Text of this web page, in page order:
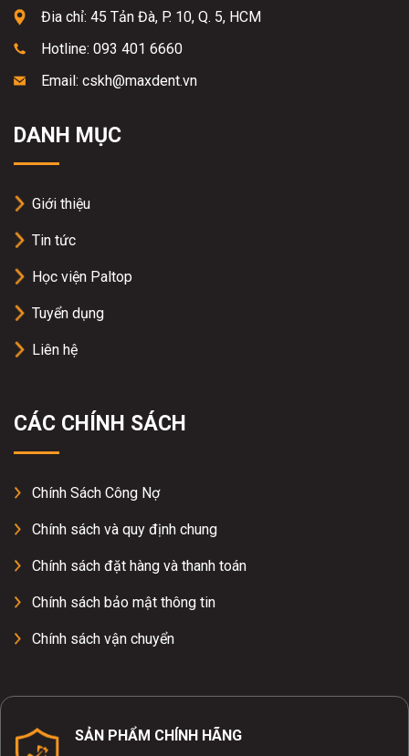
Đia chỉ: 45 Tản Đà, P. 10, Q. 5, HCM
Hotline: 093 401 6660
Email: cskh@maxdent.vn
DANH MỤC
Giới thiệu
Tin tức
Học viện Paltop
Tuyển dụng
Liên hệ
CÁC CHÍNH SÁCH
Chính Sách Công Nợ
Chính sách và quy định chung
Chính sách đặt hàng và thanh toán
Chính sách bảo mật thông tin
Chính sách vận chuyển
SẢN PHẨM CHÍNH HÃNG